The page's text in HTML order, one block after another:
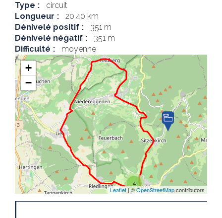
Type
circuit
Longueur
20.40 km
Dénivelé positif
351 m
Dénivelé négatif
351 m
Difficulté
moyenne
4
+
−
Leaflet| ©OpenStreetMapcontributors